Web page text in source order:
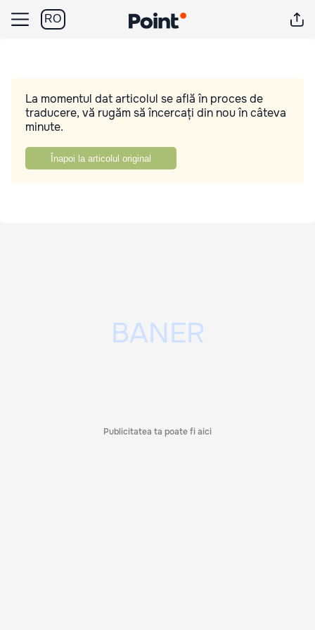
RO
La momentul dat articolul se află în proces de
traducere, vă rugăm să încercați din nou în câteva
minute.
Înapoi la articolul original
Publicitatea ta poate fi aici